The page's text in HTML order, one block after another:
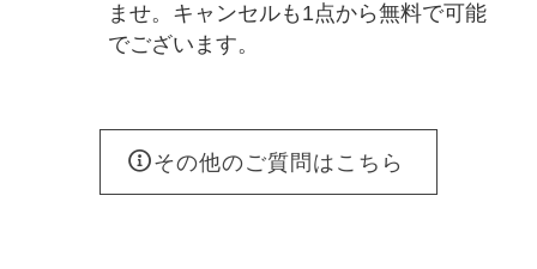
ませ。キャンセルも1点から無料で可能
でございます。
その他のご質問はこちら